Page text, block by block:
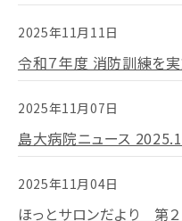
2025年11月11日
令和７年度 消防訓練を
2025年11月07日
島大病院ニュース
2025年11月04日
ほっとサロンだより 第２